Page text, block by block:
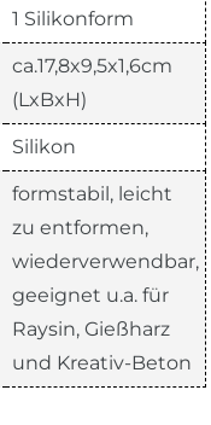
1 Silikonform
ca.17,8x9,5x1,6cm
(LxBxH)
Silikon
formstabil, leicht
zu entformen,
wiederverwendbar,
geeignet u.a. für
Raysin, Gießharz
und Kreativ-Beton